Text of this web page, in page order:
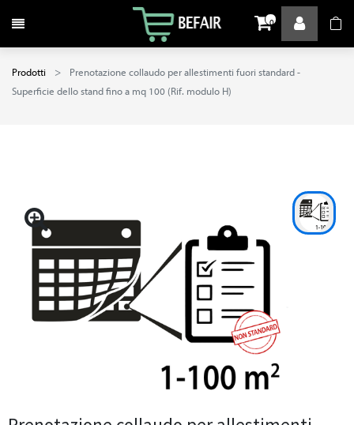
Attiva / disattiva la navigazione 0
Prodotti
Prenotazione collaudo per allestimenti fuori standard -
Superficie dello stand fino a mq 100 (Rif. modulo H)